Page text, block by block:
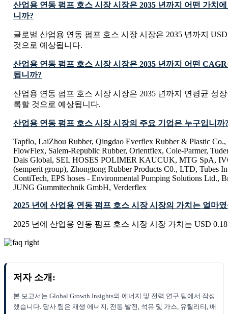
산업용 연동 펌프 호스 시장 시장은 2035 년까지 어떤 가치
니까?
글로벌 산업용 연동 펌프 호스 시장 시장은 2035 년까지
것으로 예상됩니다.
산업용 연동 펌프 호스 시장 시장은 2035 년까지 어떤
됩니까?
산업용 연동 펌프 호스 시장 시장은 2035 년까지 연평균 성
록할 것으로 예상됩니다.
산업용 연동 펌프 호스 시장 시장의 주요 기업은 누구입니까
Tapflo, LaiZhou Rubber, Qingdao Everflex Rubber & Plastic
FlowFlex, Salem-Republic Rubber, Orientflex, Cole-Parmer,
Dais Global, SEL HOSES POLIMER KAUCUK, MTG SpA,
(semperit group), Zhongtong Rubber Products C0., LTD, Tubes
ContiTech, EPS hoses - Environmental Pumping Solutions Ltd.,
JUNG Gummitechnik GmbH, Verderflex
2025 년에 산업용 연동 펌프 호스 시장 시장의 가치는 얼마
2025 년에 산업용 연동 펌프 호스 시장 시장 가치는 USD
저자 소개:
본 보고서는 Global Growth Insights의 에너지 및 전력 연구 팀에서 작성
했습니다. 당사 팀은 재생 에너지, 전통 발전, 석유 및 가스, 유틸리티, 배